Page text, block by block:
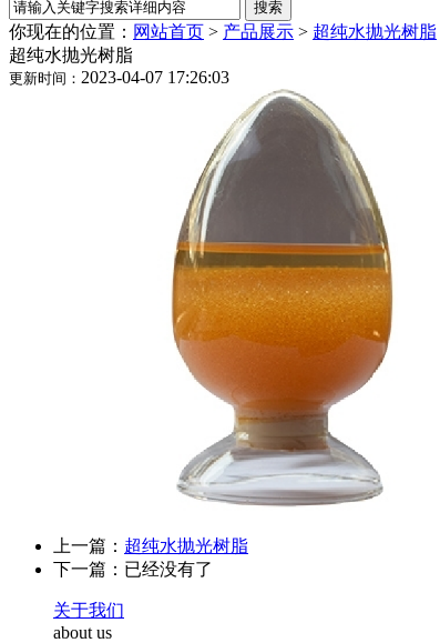
你现在的位置： 网站首页 > 产品展示 > 超纯水抛光树脂
超纯水抛光树脂
更新时间： 2023-04-07 17:26:03
上一篇： 超纯水抛光树脂
下一篇：已经没有了
关于我们
about us